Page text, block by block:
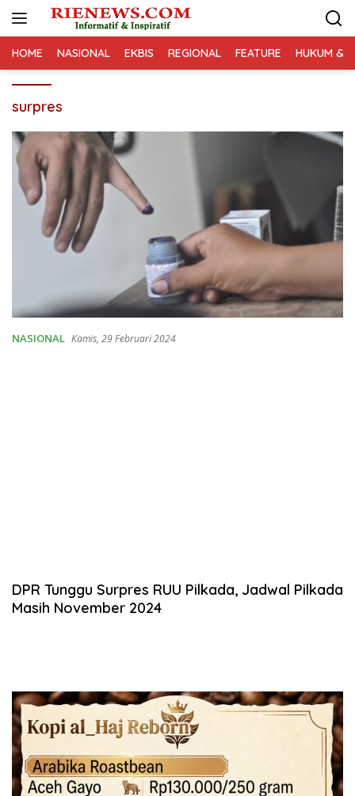
HOME NASIONAL EKBIS REGIONAL FEATURE HUKUM &
surpres
NASIONAL Kamis, 29 Februari 2024
DPR Tunggu Surpres RUU Pilkada, Jadwal Pilkada
Masih November 2024